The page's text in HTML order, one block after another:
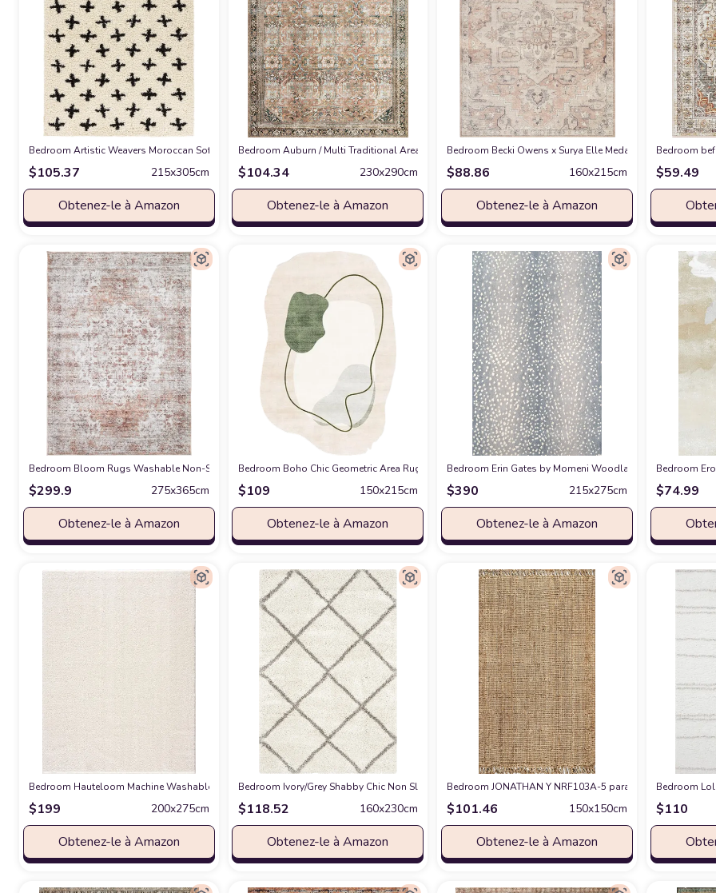
Bedroom Artistic Weavers Moroccan Soft Mora Shag Area Rug,7'10" x 10', Cream/Charcoal chez Amazon
$105.37 215x305cm
Obtenez-le à Amazon
Bedroom ‎Auburn / Multi ‎Traditional ‎Area Rug chez Amazon
$104.34 230x290cm
Obtenez-le à Amazon
Bedroom Becki Owens x Surya Elle Medallion Area Rug ,
$88.86 160x215cm
Obtenez-le à Amazon
Bedroom
$59.49
Bedroom Bloom Rugs Washable Non-Slip 9' x 12' Rug - Ivory/Blush Traditional Area Rug for Living Room, Bedroom, Dining Room, and Kitchen - Exact
$299.9 275x365cm
Obtenez-le à Amazon
Bedroom Boho Chic Geometric Area Rug for Living Room Dining Room Bright Green Spring Bedroom
$109 150x215cm
Obtenez-le à Amazon
Bedroom Erin Gates by Momeni Woodland Antelope Area
$390 215x275cm
Obtenez-le à Amazon
Bedroom
$74.99
Bedroom Hauteloom Machine Washable Solid Shag Rug - Judy Plain Living Room Bedroom Shaggy Area Rug - Fluffy Plush High Pile Carpet - White,
$199 200x275cm
Obtenez-le à Amazon
Bedroom ‎Ivory/Grey ‎Shabby Chic ‎Non Slip ‎Living Room ‎Area Rugchez Amazon
$118.52 160x230cm
Obtenez-le à Amazon
Bedroom JONATHAN Y NRF103A-5 para Hand Woven
$101.46 150x150cm
Obtenez-le à Amazon
Bedroom
$110